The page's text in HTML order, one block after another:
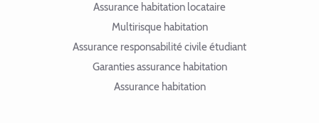
Assurance habitation locataire
Multirisque habitation
Assurance responsabilité civile étudiant
Garanties assurance habitation
Assurance habitation